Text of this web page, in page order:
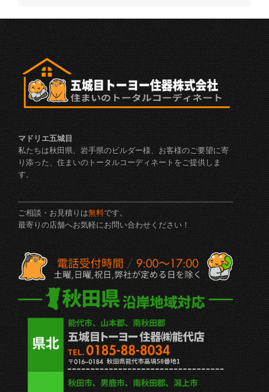
マドリエ五城目
私たちは秋田県、岩手県のビルダー様、お客様のご要望に寄
り添った、住まいのトータルコーディネートをご提供しま
す。
ご相談・お見積りは無料です。
最寄りの店舗へお気軽にお問い合わせください！